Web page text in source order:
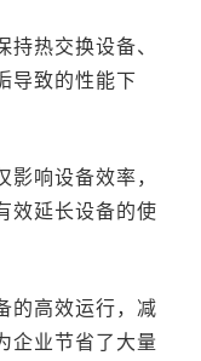
热交换设备、
导致的性能下
响设备效率，
效延长设备的使
的高效运行，减
企业节省了大量